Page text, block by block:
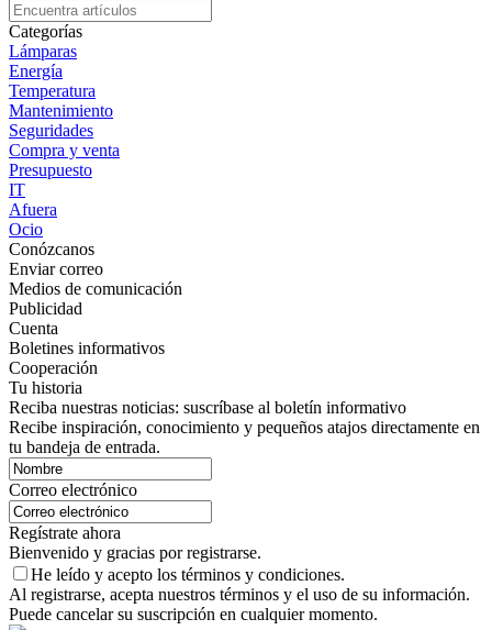
Categorías
Lámparas
Energía
Temperatura
Mantenimiento
Seguridades
Compra y venta
Presupuesto
IT
Afuera
Ocio
Conózcanos
Enviar correo
Medios de comunicación
Publicidad
Cuenta
Boletines informativos
Cooperación
Tu historia
Reciba nuestras noticias: suscríbase al boletín informativo
Recibe inspiración, conocimiento y pequeños atajos directamente en
tu bandeja de entrada.
Correo electrónico
Regístrate ahora
Bienvenido y gracias por registrarse.
He leído y acepto los términos y condiciones.
Al registrarse, acepta nuestros términos y el uso de su información.
Puede cancelar su suscripción en cualquier momento.